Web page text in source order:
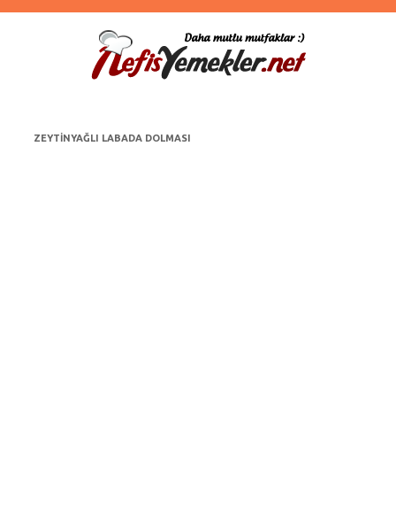
ZEYTINYAĞLI LABADA DOLMASI